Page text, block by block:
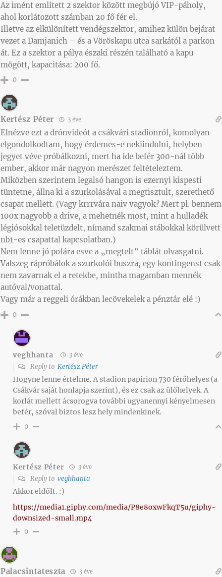
Az imént említett 2 szektor között megbújó VIP-páholy,
ahol korlátozott számban 20 fő fér el.
Illetve az elkülönített vendégszektor, amihez külön bejárat
vezet a Damjanich – és a Vöröskapu utca sarkától a parkon
át. Ez a szektor a pálya északi részén található a kapu
mögött, kapacitása: 200 fő.
0
Kertész Péter 3 éve
Elnézve ezt a drónvideót a csákvári stadionról, komolyan
elgondolkodtam, hogy érdemes-e nekiindulni, helyben
jegyet véve próbálkozni, mert ha ide befér 300-nál több
ember, akkor már nagyon merészet feltételeztem.
Miközben szerintem legalsó hangon is ezernyi kispesti
tüntetne, állna ki a szurkolásával a megtisztult, szerethető
csapat mellett. (Vagy krrrvára naiv vagyok? Mert pl. bennem
100x nagyobb a drive, a mehetnék most, mint a hulladék
légiósokkal teletüzdelt, nímand szakmai stábokkal körülvett
nb1-es csapattal kapcsolatban.)
Nem lenne jó pofára esve a „megtelt” táblát olvasgatni.
Valszeg rápróbálok a szurkolói buszra, egy kontingenst csak
nem zavarnak el a retekbe, mintha magamban mennék
autóval/vonattal.
Vagy már a reggeli órákban lecövekelek a pénztár elé :)
0
veghhanta 3 éve
Reply to Kertész Péter
Hogyne lenne értelme. A stadion papírion 730 férőhelyes (a
Csákvár saját honlapja szerint), és ez csak az ülőhelyek. A
korlát mellett ácsorogva további ugyanennyi kényelmesen
befér, szóval biztos lesz hely mindenkinek.
0
Kertész Péter 3 éve
Reply to veghhanta
Akkor eldőlt. :)
https://media1.giphy.com/media/P8e8oxwFkqT5u/giphy-
downsized-small.mp4
0
Palacsintateszta 3 éve